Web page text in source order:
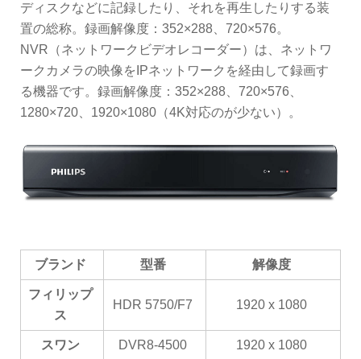
ディスクなどに記録したり、それを再生したりする装
置の総称。録画解像度：352×288、720×576。
NVR（ネットワークビデオレコーダー）は、ネットワ
ークカメラの映像をIPネットワークを経由して録画す
る機器です。録画解像度：352×288、720×576、
1280×720、1920×1080（4K対応のが少ない）。
ブランド 型番 解像度
フィリップ
ス
HDR 5750/F7 1920 x 1080
スワン DVR8-4500 1920 x 1080